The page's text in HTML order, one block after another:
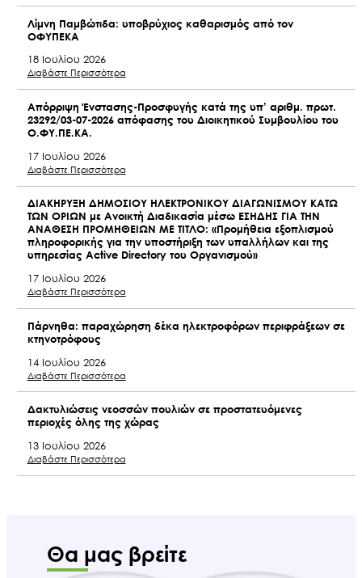
Ακολουθήστε μας
Λίμνη Παμβώτιδα: υποβρύχιος καθαρισμός από τον
ΟΦΥΠΕΚΑ
18 Ιουλίου 2026
Διαβάστε Περισσότερα
Απόρριψη Ένστασης-Προσφυγής κατά της υπ’ αριθμ. πρωτ.
23292/03-07-2026 απόφασης του Διοικητικού Συμβουλίου του
Ο.ΦΥ.ΠΕ.ΚΑ.
17 Ιουλίου 2026
Διαβάστε Περισσότερα
ΔΙΑΚΗΡΥΞΗ ΔΗΜΟΣΙΟΥ ΗΛΕΚΤΡΟΝΙΚΟΥ ΔΙΑΓΩΝΙΣΜΟΥ ΚΑΤΩ
ΤΩΝ ΟΡΙΩΝ με Ανοικτή Διαδικασία μέσω ΕΣΗΔΗΣ ΓΙΑ ΤΗΝ
ΑΝΑΘΕΣΗ ΠΡΟΜΗΘΕΙΩΝ ΜΕ ΤΙΤΛΟ: «Προμήθεια εξοπλισμού
πληροφορικής για την υποστήριξη των υπαλλήλων και της
υπηρεσίας Active Directory του Οργανισμού»
17 Ιουλίου 2026
Διαβάστε Περισσότερα
Πάρνηθα: παραχώρηση δέκα ηλεκτροφόρων περιφράξεων σε
κτηνοτρόφους
14 Ιουλίου 2026
Διαβάστε Περισσότερα
Δακτυλιώσεις νεοσσών πουλιών σε προστατευόμενες
περιοχές όλης της χώρας
13 Ιουλίου 2026
Διαβάστε Περισσότερα
Θα μας βρείτε